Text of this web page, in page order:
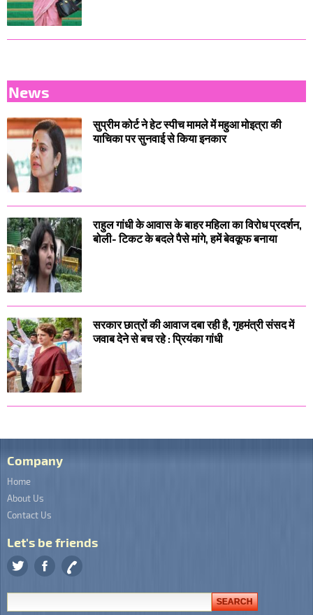
News
सुप्रीम कोर्ट ने हेट स्पीच मामले में महुआ मोइत्रा की
याचिका पर सुनवाई से किया इनकार
राहुल गांधी के आवास के बाहर महिला का विरोध प्रदर्शन,
बोली- टिकट के बदले पैसे मांगे, हमें बेवकूफ बनाया
सरकार छात्रों की आवाज दबा रही है, गृहमंत्री संसद में
जवाब देने से बच रहे : प्रियंका गांधी
Company
Home
About Us
Contact Us
Let's be friends